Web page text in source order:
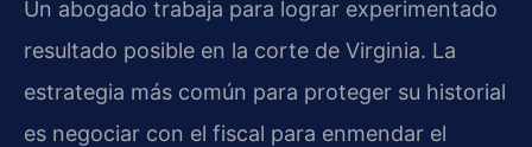
Un abogado trabaja para lograr experimentado
resultado posible en la corte de Virginia. La
estrategia más común para proteger su historial
es negociar con el fiscal para enmendar el